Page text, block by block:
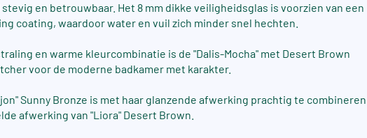
en betrouwbaar. Het 8 mm dikke veiligheidsglas is voorzien van een
coating, waardoor water en vuil zich minder snel hechten.
en warme kleurcombinatie is de "Dalis-Mocha" met Desert Brown
voor de moderne badkamer met karakter.
Sunny Bronze is met haar glanzende afwerking prachtig te combineren
afwerking van "Liora" Desert Brown.